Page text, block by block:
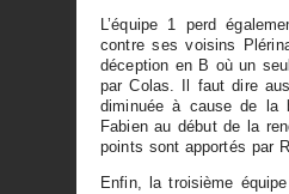
L’équipe 1 perd
contre ses voisins
déception en B où un
par Colas. Il faut dire
diminuée à cause de la
Fabien au début de la
points sont apportés par
Enfin, la troisième